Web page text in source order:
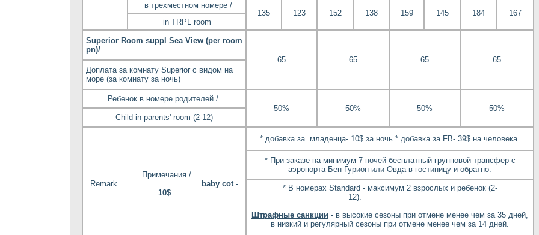
в трехместном номере /
135
123 152 138 159 145 184
167
in TRPL room
Superior Room suppl Sea View (per room
pn)/
65
65 65
65
Доплата за комнату Superior с видом на
море (за комнату за ночь)
Ребенок в номере родителей /
50%
50% 50%
50%
Child in parents' room (2-12)
Примечания /
Remark
baby cot -
10$
* добавка за младенца- 10$ за ночь.* добавка за FB- 39$ на человека.
* При заказе на минимум 7 ночей бесплатный групповой трансфер с
аэропорта Бен Гурион или Овда в гостиницу и обратно.
* В номерах Standard - максимум 2 взрослых и ребенок (2-
12).
Штрафные санкции - в высокие сезоны при отмене менее чем за 35 дней,
в низкий и регулярный сезоны при отмене менее чем за 14 дней.